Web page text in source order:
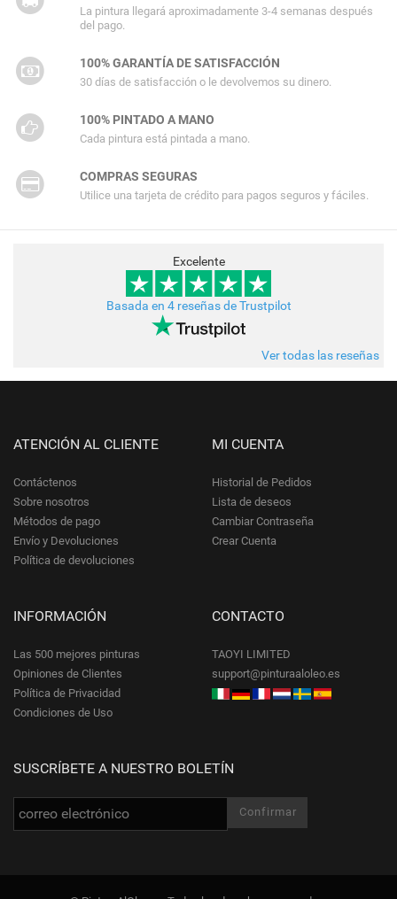
La pintura llegará aproximadamente 3-4 semanas después
del pago.
100% GARANTÍA DE SATISFACCIÓN
30 días de satisfacción o le devolvemos su dinero.
100% PINTADO A MANO
Cada pintura está pintada a mano.
COMPRAS SEGURAS
Utilice una tarjeta de crédito para pagos seguros y fáciles.
Excelente
Basada en 4 reseñas de Trustpilot
Ver todas las reseñas
ATENCIÓN AL CLIENTE
Contáctenos
Sobre nosotros
Métodos de pago
Envío y Devoluciones
Política de devoluciones
MI CUENTA
Historial de Pedidos
Lista de deseos
Cambiar Contraseña
Crear Cuenta
INFORMACIÓN
Las 500 mejores pinturas
Opiniones de Clientes
Política de Privacidad
Condiciones de Uso
CONTACTO
TAOYI LIMITED
support@pinturaaloleo.es
SUSCRÍBETE A NUESTRO BOLETÍN